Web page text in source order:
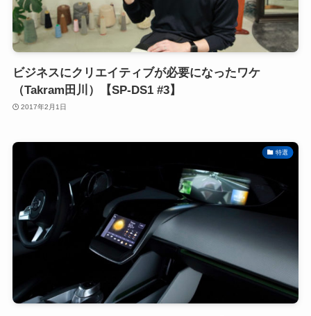
ビジネスにクリエイティブが必要になったワケ
（Takram田川）【SP-DS1 #3】
2017年2月1日
特選